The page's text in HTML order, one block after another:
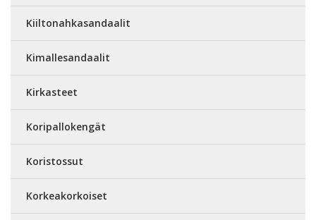
Kiiltonahkasandaalit
Kimallesandaalit
Kirkasteet
Koripallokengät
Koristossut
Korkeakorkoiset